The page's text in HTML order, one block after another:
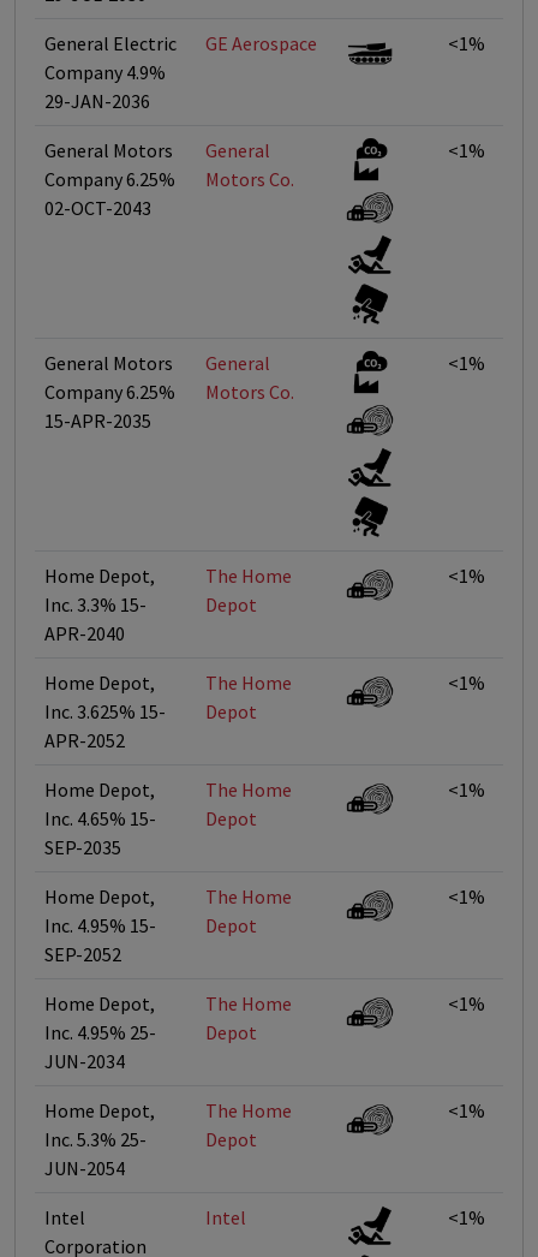
General Electric
Company 4.9%
29-JAN-2036
GE Aerospace <1%
General Motors
Company 6.25%
02-OCT-2043
General
Motors Co.
<1%
General Motors
Company 6.25%
15-APR-2035
General
Motors Co.
<1%
Home Depot,
Inc. 3.3% 15-
APR-2040
The Home
Depot
<1%
Home Depot,
Inc. 3.625% 15-
APR-2052
The Home
Depot
<1%
Home Depot,
Inc. 4.65% 15-
SEP-2035
The Home
Depot
<1%
Home Depot,
Inc. 4.95% 15-
SEP-2052
The Home
Depot
<1%
Home Depot,
Inc. 4.95% 25-
JUN-2034
The Home
Depot
<1%
Home Depot,
Inc. 5.3% 25-
JUN-2054
The Home
Depot
<1%
Intel
Corporation
Intel <1%